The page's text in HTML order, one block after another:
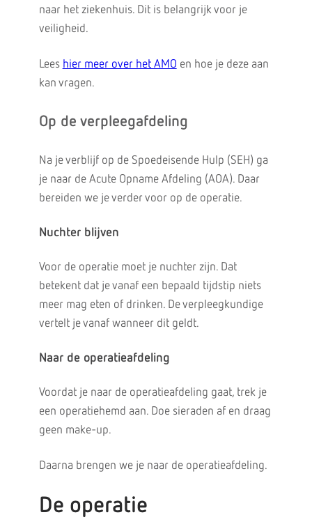
naar het ziekenhuis. Dit is belangrijk voor je
veiligheid.
Lees hier meer over het AMO en hoe je deze aan
kan vragen.
Op de verpleegafdeling
Na je verblijf op de Spoedeisende Hulp (SEH) ga
je naar de Acute Opname Afdeling (AOA). Daar
bereiden we je verder voor op de operatie.
Nuchter blijven
Voor de operatie moet je nuchter zijn. Dat
betekent dat je vanaf een bepaald tijdstip niets
meer mag eten of drinken. De verpleegkundige
vertelt je vanaf wanneer dit geldt.
Naar de operatieafdeling
Voordat je naar de operatieafdeling gaat, trek je
een operatiehemd aan. Doe sieraden af en draag
geen make-up.
Daarna brengen we je naar de operatieafdeling.
De operatie